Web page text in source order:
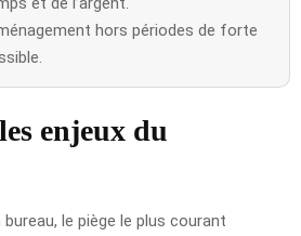
hors périodes de forte
enjeux du
le piège le plus courant